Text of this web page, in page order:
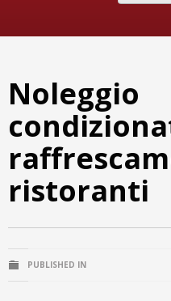
Noleggio
ristoranti
PUBLISHED IN